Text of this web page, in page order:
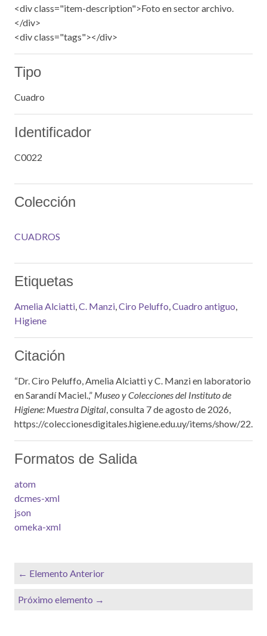
<div class="item-description">Foto en sector archivo.
</div>
<div class="tags"></div>
Tipo
Cuadro
Identificador
C0022
Colección
CUADROS
Etiquetas
Amelia Alciatti,C. Manzi,Ciro Peluffo,Cuadro antiguo,
Higiene
Citación
“Dr. Ciro Peluffo, Amelia Alciatti y C. Manzi en laboratorio
en Sarandí Maciel.,” Museo y Colecciones del Instituto de
Higiene: Muestra Digital, consulta 7 de agosto de 2026,
https://coleccionesdigitales.higiene.edu.uy/items/show/22.
Formatos de Salida
atom
dcmes-xml
json
omeka-xml
← Elemento Anterior
Próximo elemento →